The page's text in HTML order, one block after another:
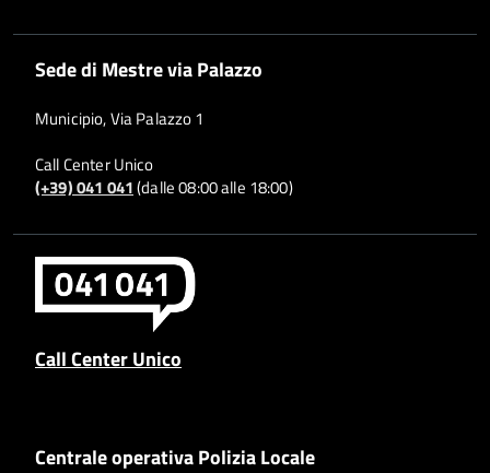
Sede di Mestre via Palazzo
Municipio, Via Palazzo 1
Call Center Unico
(+39) 041 041(dalle 08:00 alle 18:00)
Call Center Unico
Centrale operativa Polizia Locale